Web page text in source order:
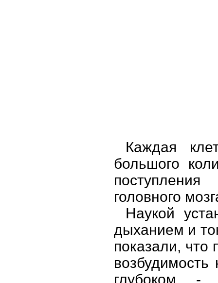
Каждая
большого
головного
Наукой
дыханием и
показали, что
глубоком -